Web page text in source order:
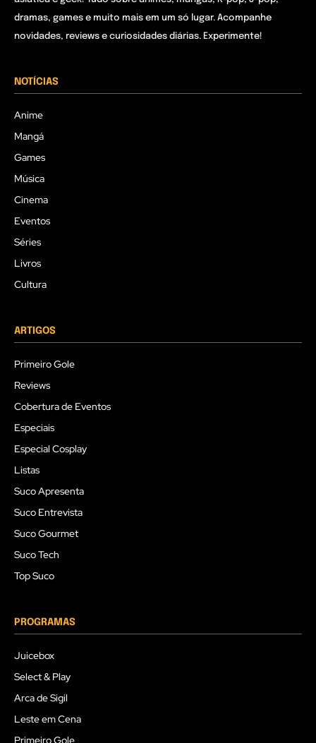
dramas, games e muito mais em um só lugar. Acompanhe
novidades, reviews e curiosidades diárias. Experimente!
NOTÍCIAS
Anime
Mangá
Games
Música
Cinema
Eventos
Séries
Livros
Cultura
ARTIGOS
Primeiro Gole
Reviews
Cobertura de Eventos
Especiais
Especial Cosplay
Listas
Suco Apresenta
Suco Entrevista
Suco Gourmet
Suco Tech
Top Suco
PROGRAMAS
Juicebox
Select & Play
Arca de Sigil
Leste em Cena
Primeiro Gole